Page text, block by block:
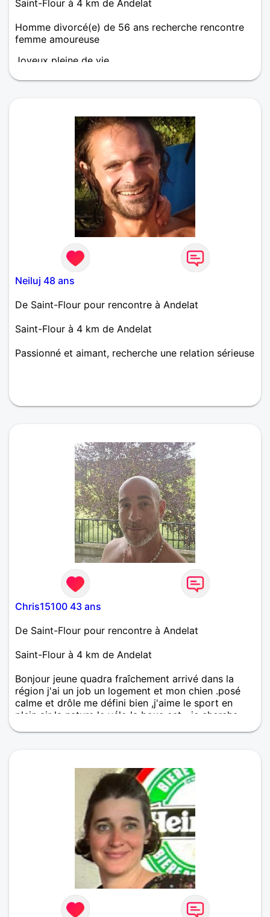
Saint-Flour à 4 km de Andelat
Homme divorcé(e) de 56 ans recherche rencontre
femme amoureuse
Joyeux pleine de vie
Neiluj 48 ans
De Saint-Flour pour rencontre à Andelat
Saint-Flour à 4 km de Andelat
Passionné et aimant, recherche une relation sérieuse
Chris15100 43 ans
De Saint-Flour pour rencontre à Andelat
Saint-Flour à 4 km de Andelat
Bonjour jeune quadra fraîchement arrivé dans la
région j'ai un job un logement et mon chien .posé
calme et drôle me défini bien ,j'aime le sport en
plein air la nature le vélo la boxe ect....je cherche